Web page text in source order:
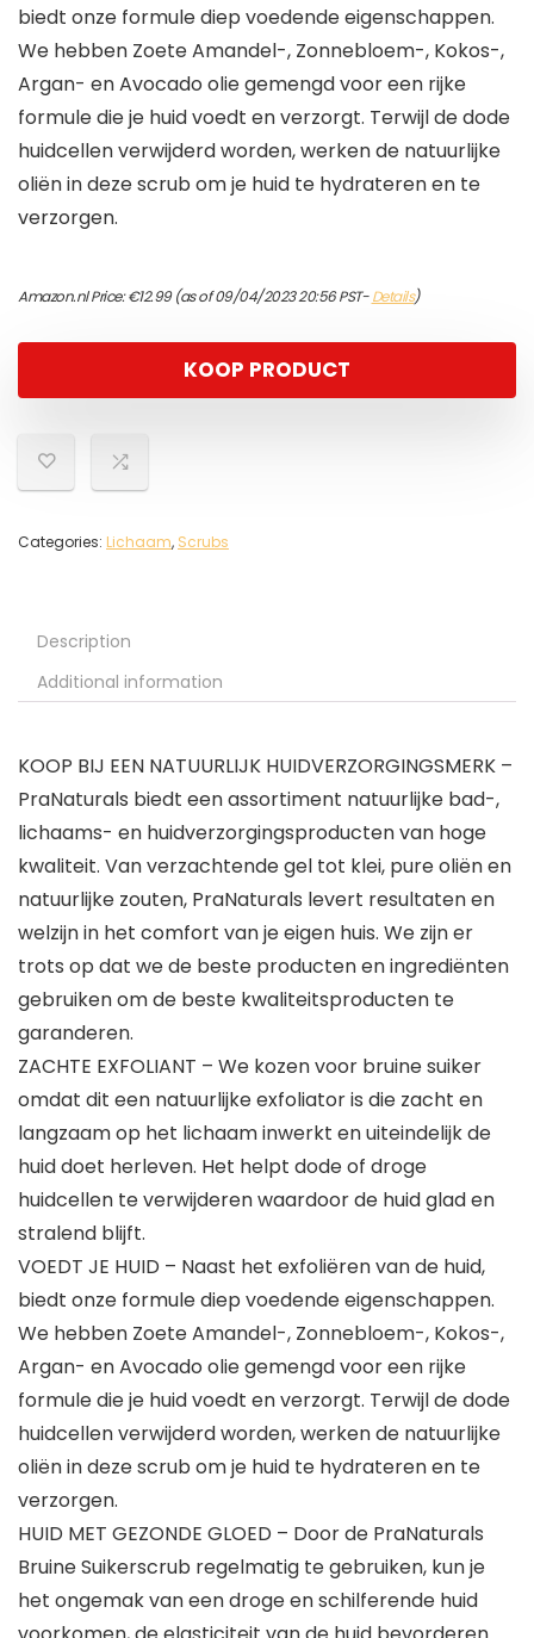
biedt onze formule diep voedende eigenschappen.
We hebben Zoete Amandel-, Zonnebloem-, Kokos-,
Argan- en Avocado olie gemengd voor een rijke
formule die je huid voedt en verzorgt. Terwijl de dode
huidcellen verwijderd worden, werken de natuurlijke
oliën in deze scrub om je huid te hydrateren en te
verzorgen.
Amazon.nl Price:€12.99(as of 09/04/2023 20:56 PST-Details)
KOOP PRODUCT
Categories: Lichaam, Scrubs
Description
Additional information
KOOP BIJ EEN NATUURLIJK HUIDVERZORGINGSMERK –
PraNaturals biedt een assortiment natuurlijke bad-,
lichaams- en huidverzorgingsproducten van hoge
kwaliteit. Van verzachtende gel tot klei, pure oliën en
natuurlijke zouten, PraNaturals levert resultaten en
welzijn in het comfort van je eigen huis. We zijn er
trots op dat we de beste producten en ingrediënten
gebruiken om de beste kwaliteitsproducten te
garanderen.
ZACHTE EXFOLIANT – We kozen voor bruine suiker
omdat dit een natuurlijke exfoliator is die zacht en
langzaam op het lichaam inwerkt en uiteindelijk de
huid doet herleven. Het helpt dode of droge
huidcellen te verwijderen waardoor de huid glad en
stralend blijft.
VOEDT JE HUID – Naast het exfoliëren van de huid,
biedt onze formule diep voedende eigenschappen.
We hebben Zoete Amandel-, Zonnebloem-, Kokos-,
Argan- en Avocado olie gemengd voor een rijke
formule die je huid voedt en verzorgt. Terwijl de dode
huidcellen verwijderd worden, werken de natuurlijke
oliën in deze scrub om je huid te hydrateren en te
verzorgen.
HUID MET GEZONDE GLOED – Door de PraNaturals
Bruine Suikerscrub regelmatig te gebruiken, kun je
het ongemak van een droge en schilferende huid